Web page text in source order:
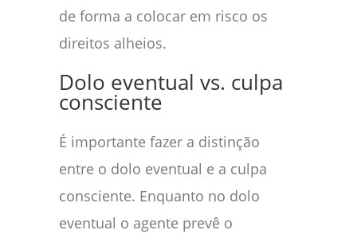
de forma a colocar em risco os
direitos alheios.
Dolo eventual vs. culpa
consciente
É importante fazer a distinção
entre o dolo eventual e a culpa
consciente. Enquanto no dolo
eventual o agente prevê o